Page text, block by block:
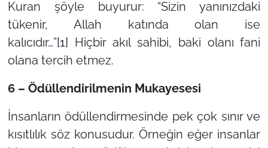
Kuran şöyle buyurur: “Sizin yanınızdaki
tükenir, Allah katında olan ise
kalıcıdır…”[1] Hiçbir akıl sahibi, baki olanı fani
olana tercih etmez.
6 – Ödüllendirilmenin Mukayesesi
İnsanların ödüllendirmesinde pek çok sınır ve
kısıtlılık söz konusudur. Örneğin eğer insanlar